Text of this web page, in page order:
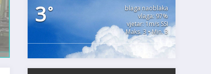
3°
blaga naoblaka
vlaga: 97%
vjetar: 1m/s SSI
Maks. 3 • Min. 3